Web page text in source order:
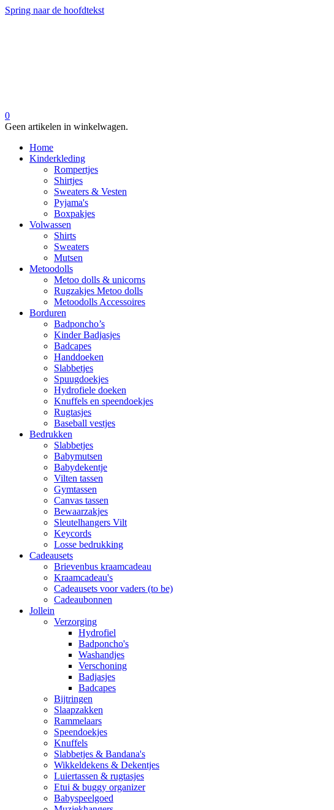
Spring naar de hoofdtekst
0
Geen artikelen in winkelwagen.
Home
Kinderkleding
Rompertjes
Shirtjes
Sweaters & Vesten
Pyjama's
Boxpakjes
Volwassen
Shirts
Sweaters
Mutsen
Metoodolls
Metoo dolls & unicorns
Rugzakjes Metoo dolls
Metoodolls Accessoires
Borduren
Badponcho’s
Kinder Badjasjes
Badcapes
Handdoeken
Slabbetjes
Spuugdoekjes
Hydrofiele doeken
Knuffels en speendoekjes
Rugtasjes
Baseball vestjes
Bedrukken
Slabbetjes
Babymutsen
Babydekentje
Vilten tassen
Gymtassen
Canvas tassen
Bewaarzakjes
Sleutelhangers Vilt
Keycords
Losse bedrukking
Cadeausets
Brievenbus kraamcadeau
Kraamcadeau's
Cadeausets voor vaders (to be)
Cadeaubonnen
Jollein
Verzorging
Hydrofiel
Badponcho's
Washandjes
Verschoning
Badjasjes
Badcapes
Bijtringen
Slaapzakken
Rammelaars
Speendoekjes
Knuffels
Slabbetjes & Bandana's
Wikkeldekens & Dekentjes
Luiertassen & rugtasjes
Etui & buggy organizer
Babyspeelgoed